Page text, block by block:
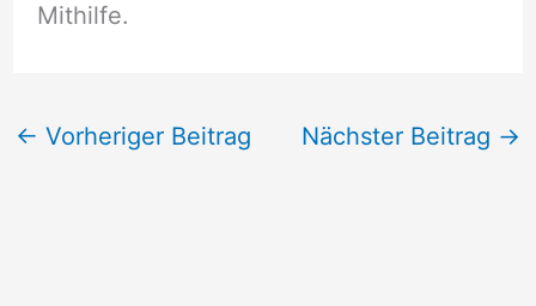
Mithilfe.
← Vorheriger Beitrag Nächster Beitrag →